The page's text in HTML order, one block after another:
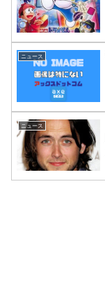
ニュース
ニュース